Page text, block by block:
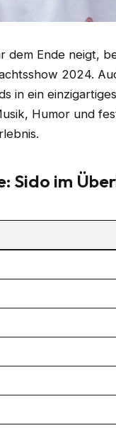
dem Ende neigt,
2024.
in ein
Humor und
Sido im